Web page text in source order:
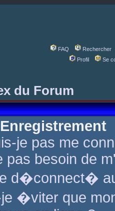
FAQ
Rechercher
Profil
Se
du Forum
je pas me
pas besoin de
d�connect�
�viter que